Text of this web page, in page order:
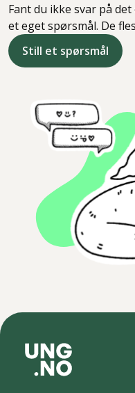
Fant du ikke svar på
et eget spørsmål. De
Still et spørsmål